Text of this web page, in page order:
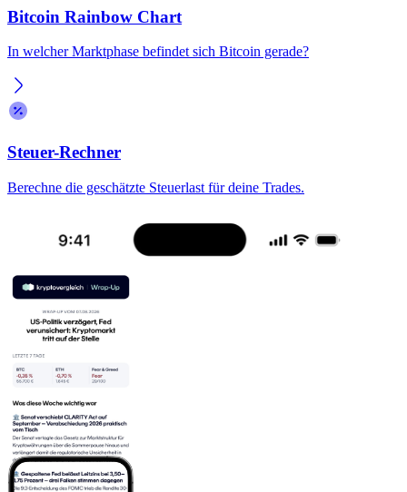
Bitcoin Rainbow Chart
In welcher Marktphase befindet sich Bitcoin gerade?
Steuer-Rechner
Berechne die geschätzte Steuerlast für deine Trades.